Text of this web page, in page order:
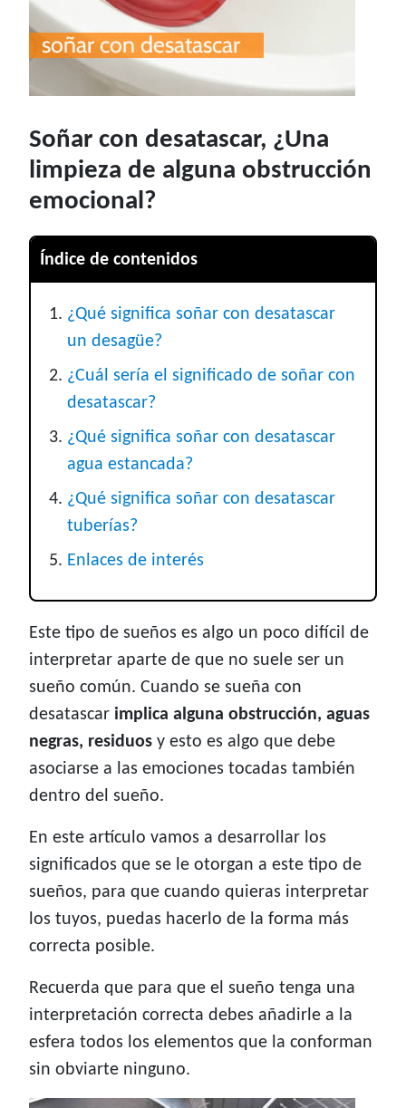
Soñar con desatascar, ¿Una
limpieza de alguna obstrucción
emocional?
Índice de contenidos
¿Qué significa soñar con desatascar
un desagüe?
¿Cuál sería el significado de soñar con
desatascar?
¿Qué significa soñar con desatascar
agua estancada?
¿Qué significa soñar con desatascar
tuberías?
Enlaces de interés
Este tipo de sueños es algo un poco difícil de
interpretar aparte de que no suele ser un
sueño común. Cuando se sueña con
desatascar implica alguna obstrucción, aguas
negras, residuos y esto es algo que debe
asociarse a las emociones tocadas también
dentro del sueño.
En este artículo vamos a desarrollar los
significados que se le otorgan a este tipo de
sueños, para que cuando quieras interpretar
los tuyos, puedas hacerlo de la forma más
correcta posible.
Recuerda que para que el sueño tenga una
interpretación correcta debes añadirle a la
esfera todos los elementos que la conforman
sin obviarte ninguno.